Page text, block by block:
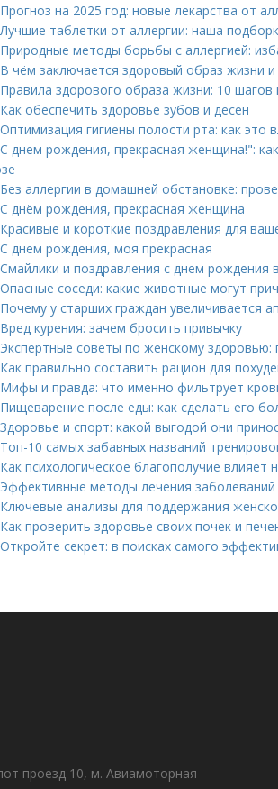
Прогноз на 2025 год: новые лекарства от
Лучшие таблетки от аллергии: наша
Природные методы борьбы с аллергией:
В чём заключается здоровый образ жизни и
Правила здорового образа жизни: 10
Как обеспечить здоровье зубов и дёсен
Оптимизация гигиены полости рта: как это
С днем рождения, прекрасная женщина!":
Без аллергии в домашней обстановке:
С днём рождения, прекрасная женщина
Красивые и короткие поздравления для
С днем рождения, моя прекрасная
Смайлики и поздравления с днем рождения
Опасные соседи: какие животные могут
Почему у старших граждан увеличивается
Вред курения: зачем бросить привычку
Экспертные советы по женскому
Как правильно составить рацион для
Мифы и правда: что именно фильтрует
Пищеварение после еды: как сделать его
Здоровье и спорт: какой выгодой они
Топ-10 самых забавных названий
Как психологическое благополучие влияет
Эффективные методы лечения заболеваний
Ключевые анализы для поддержания
Как проверить здоровье своих почек и
Откройте секрет: в поисках самого
проезд 10, м. Авиамоторная